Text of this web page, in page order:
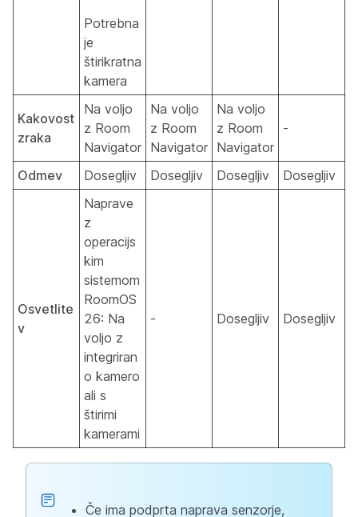
Potrebna
je
štirikratna
kamera
Kakovost
zraka
Na voljo
z Room
Navigator
Na voljo
z Room
Navigator
Na voljo
z Room
Navigator
-
Odmev Dosegljiv Dosegljiv Dosegljiv Dosegljiv
Osvetlite
v
Naprave
z
operacijs
kim
sistemom
RoomOS
26: Na
voljo z
integriran
o kamero
ali s
štirimi
kamerami
- Dosegljiv Dosegljiv
Če ima podprta naprava senzorje,